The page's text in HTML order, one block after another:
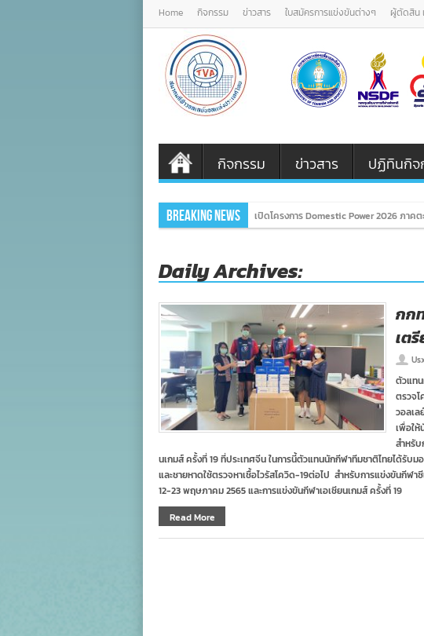
Home กิจกรรม ข่าวสาร ใบสมัครการแข่งขันต่างๆ ผู้ตัดสิน
กิจกรรม ข่าวสาร ปฏิทินกิจ
Breaking News เปิดโครงการ Domestic Power 2026 ภาค
Daily Archives:
กก
เต
ตัวแท
ตรวจ
วอลเล
เพื่อให้
สำหรับ
นเกมส์ ครั้งที่ 19 ที่ประเทศจีน ในการนี้ตัวแทนนักกีฬาทีมชาติไทยได้รั
และชายหาดใช้ตรวจหาเชื้อไวรัสโควิด-19ต่อไป สำหรับการแข่งขันกีฬา
12-23 พฤษภาคม 2565 และการแข่งขันกีฬาเอเชียนเกมส์ ครั้งที่ 19
Read More